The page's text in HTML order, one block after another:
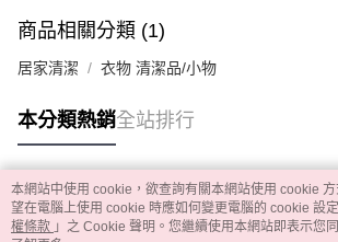
商品相關分類 (1)
居家清潔 衣物 清潔品/小物
本分類熱銷全站排行
熱門標籤
本網站中使用 cookie，欲查詢有關本網站使用 cookie
望在電腦上使用 cookie 時應如何變更電腦的 cookie 設
權條款 」之 Cookie 聲明。您繼續使用本網站即表示您